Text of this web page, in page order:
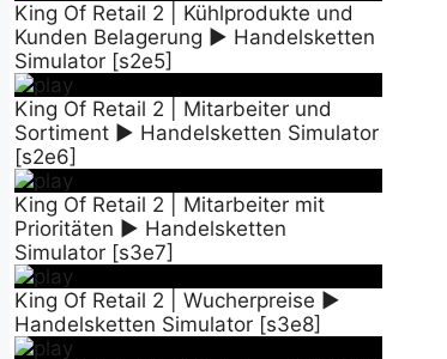
King Of Retail 2 | Kühlprodukte und
Kunden Belagerung ► Handelsketten
Simulator [s2e5]
King Of Retail 2 | Mitarbeiter und
Sortiment ► Handelsketten Simulator
[s2e6]
King Of Retail 2 | Mitarbeiter mit
Prioritäten ► Handelsketten
Simulator [s3e7]
King Of Retail 2 | Wucherpreise ►
Handelsketten Simulator [s3e8]